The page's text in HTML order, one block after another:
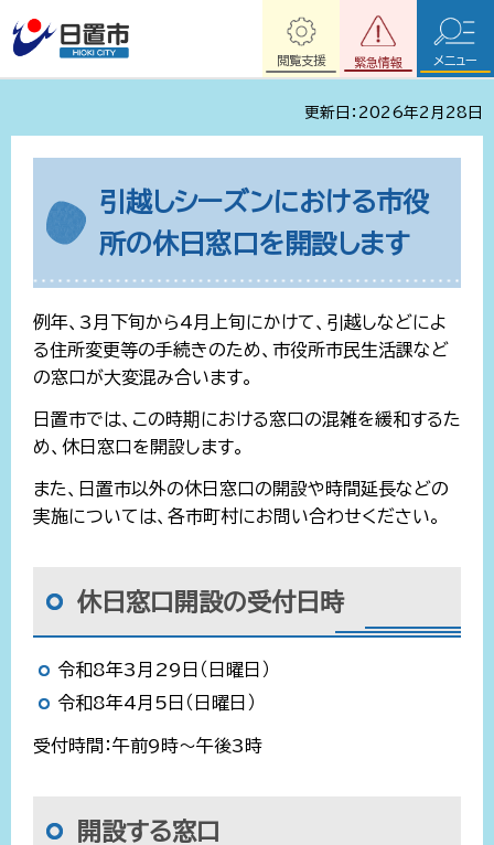
緊急情報
閲覧支援 メニュー
更新日：2026年2月28日
引越しシーズンにおける市役
所の休日窓口を開設します
例年、3月下旬から4月上旬にかけて、引越しなどによ
る住所変更等の手続きのため、市役所市民生活課など
の窓口が大変混み合います。
日置市では、この時期における窓口の混雑を緩和するた
め、休日窓口を開設します。
また、日置市以外の休日窓口の開設や時間延長などの
実施については、各市町村にお問い合わせください。
休日窓口開設の受付日時
令和8年3月29日（日曜日）
令和8年4月5日（日曜日）
受付時間：午前9時～午後3時
開設する窓口